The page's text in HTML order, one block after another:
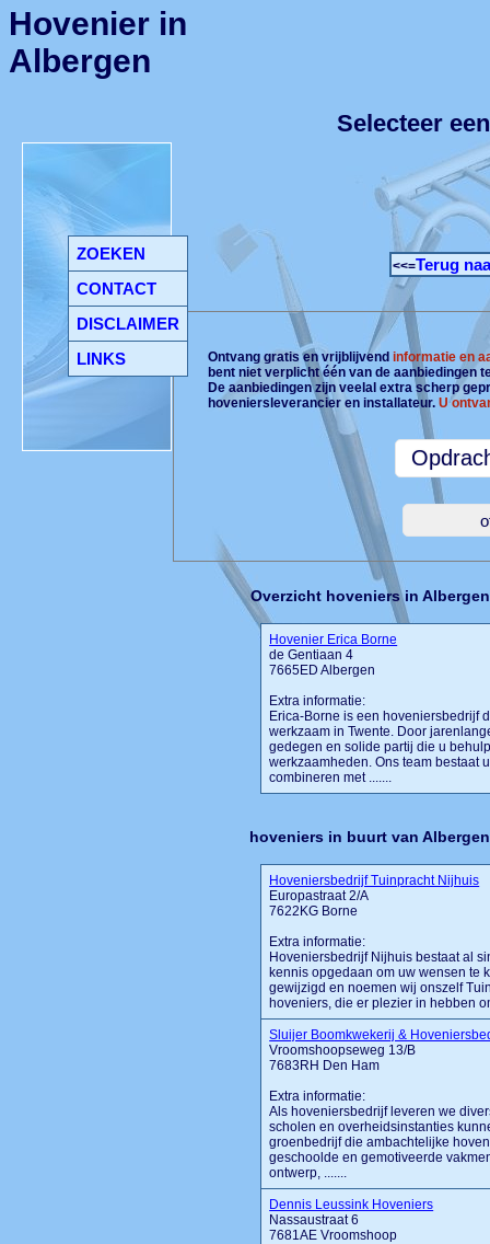
ZOEKEN
CONTACT
DISCLAIMER
LINKS
Hovenier in
Albergen
Selecteer
<<=Terug
Ontvang gratis en vrijblijvendinformatie en
bent niet verplicht één van de aanbiedingen
De aanbiedingen zijn veelal extra scherp
hoveniersleverancier en installateur.U
Overzicht hoveniers in Albergen
Hovenier Erica Borne
de Gentiaan 4
7665ED Albergen
Extra informatie:
Erica-Borne is een hoveniersbedrijf
werkzaam in Twente. Door
gedegen en solide partij die u
werkzaamheden. Ons team bestaat
combineren met .......
hoveniers in buurt van Albergen
Hoveniersbedrijf Tuinpracht Nijhuis
Europastraat 2/A
7622KG Borne
Extra informatie:
Hoveniersbedrijf Nijhuis bestaat al
kennis opgedaan om uw wensen te
gewijzigd en noemen wij onszelf
hoveniers, die er plezier in hebben
Sluijer Boomkwekerij &
Vroomshoopseweg 13/B
7683RH Den Ham
Extra informatie:
Als hoveniersbedrijf leveren we
scholen en overheidsinstanties
groenbedrijf die ambachtelijke
geschoolde en gemotiveerde
ontwerp, .......
Dennis Leussink Hoveniers
Nassaustraat 6
7681AE Vroomshoop